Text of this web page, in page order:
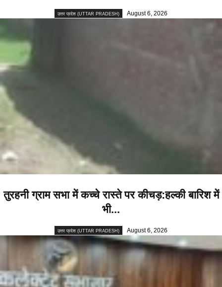
उत्तर प्रदेश (UTTAR PRADESH) August 6, 2026
तुरहनी ग्राम सभा में कच्चे रास्ते पर कीचड़:हल्की बारिश में
भी...
उत्तर प्रदेश (UTTAR PRADESH) August 6, 2026